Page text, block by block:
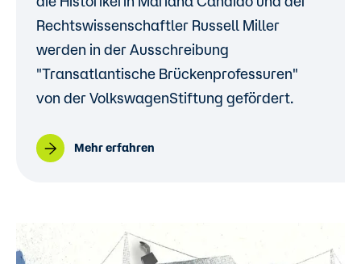
Rechtswissenschaftler Russell Miller
werden in der Ausschreibung
"Transatlantische Brückenprofessuren"
von der VolkswagenStiftung gefördert.
Mehr erfahren